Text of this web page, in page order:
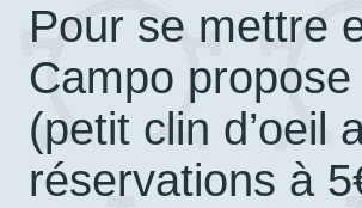
Pour se mettre
Campo
(petit clin d’oeil
réservations à